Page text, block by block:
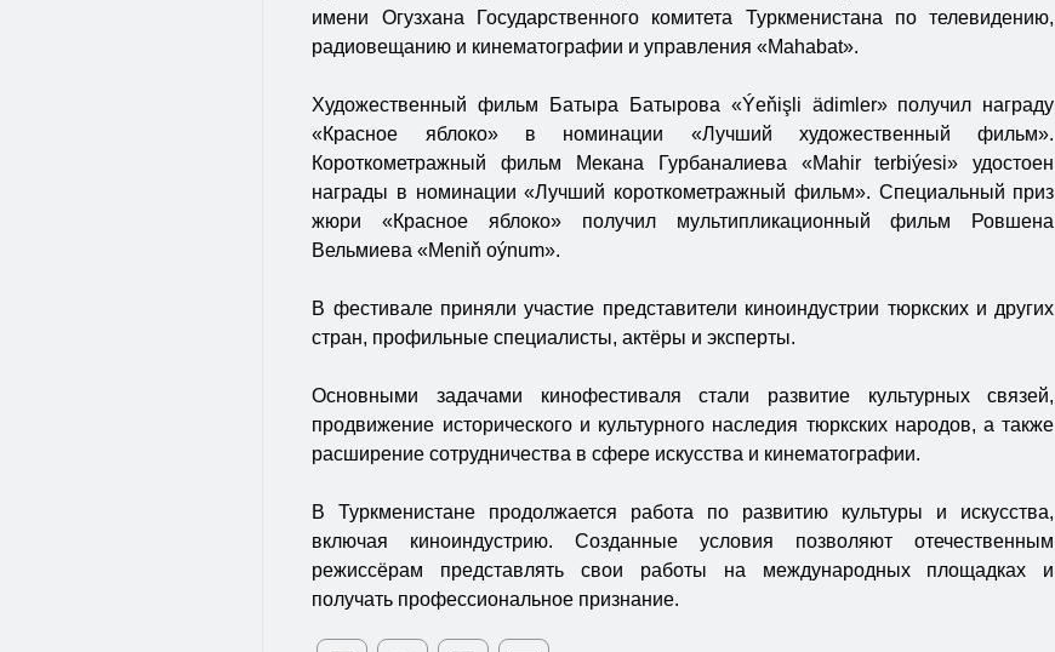
имени Огузхана Государственного комитета Туркменистана по телевидению,
радиовещанию и кинематографии и управления «Mahabat».
Художественный фильм Батыра Батырова «Ýeňişli ädimler» получил награду
«Красное яблоко» в номинации «Лучший художественный фильм».
Короткометражный фильм Мекана Гурбаналиева «Mahir terbiýesi» удостоен
награды в номинации «Лучший короткометражный фильм». Специальный приз
жюри «Красное яблоко» получил мультипликационный фильм Ровшена
Вельмиева «Meniň oýnum».
В фестивале приняли участие представители киноиндустрии тюркских и других
стран, профильные специалисты, актёры и эксперты.
Основными задачами кинофестиваля стали развитие культурных связей,
продвижение исторического и культурного наследия тюркских народов, а также
расширение сотрудничества в сфере искусства и кинематографии.
В Туркменистане продолжается работа по развитию культуры и искусства,
включая киноиндустрию. Созданные условия позволяют отечественным
режиссёрам представлять свои работы на международных площадках и
получать профессиональное признание.